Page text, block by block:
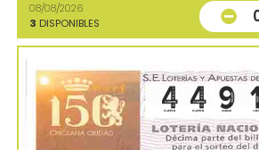
08/08/2026
3 DISPONIBLES